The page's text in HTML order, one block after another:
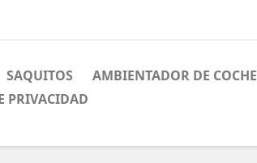
SAQUITOS AMBIENTADOR DE COCHE
PRIVACIDAD